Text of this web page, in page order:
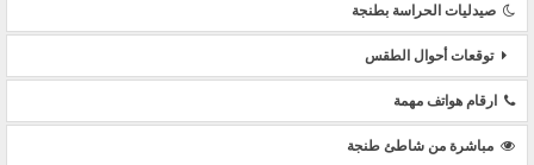
صيدليات الحراسة بطنجة
توقعات أحوال الطقس
ارقام هواتف مهمة
مباشرة من شاطئ طنجة